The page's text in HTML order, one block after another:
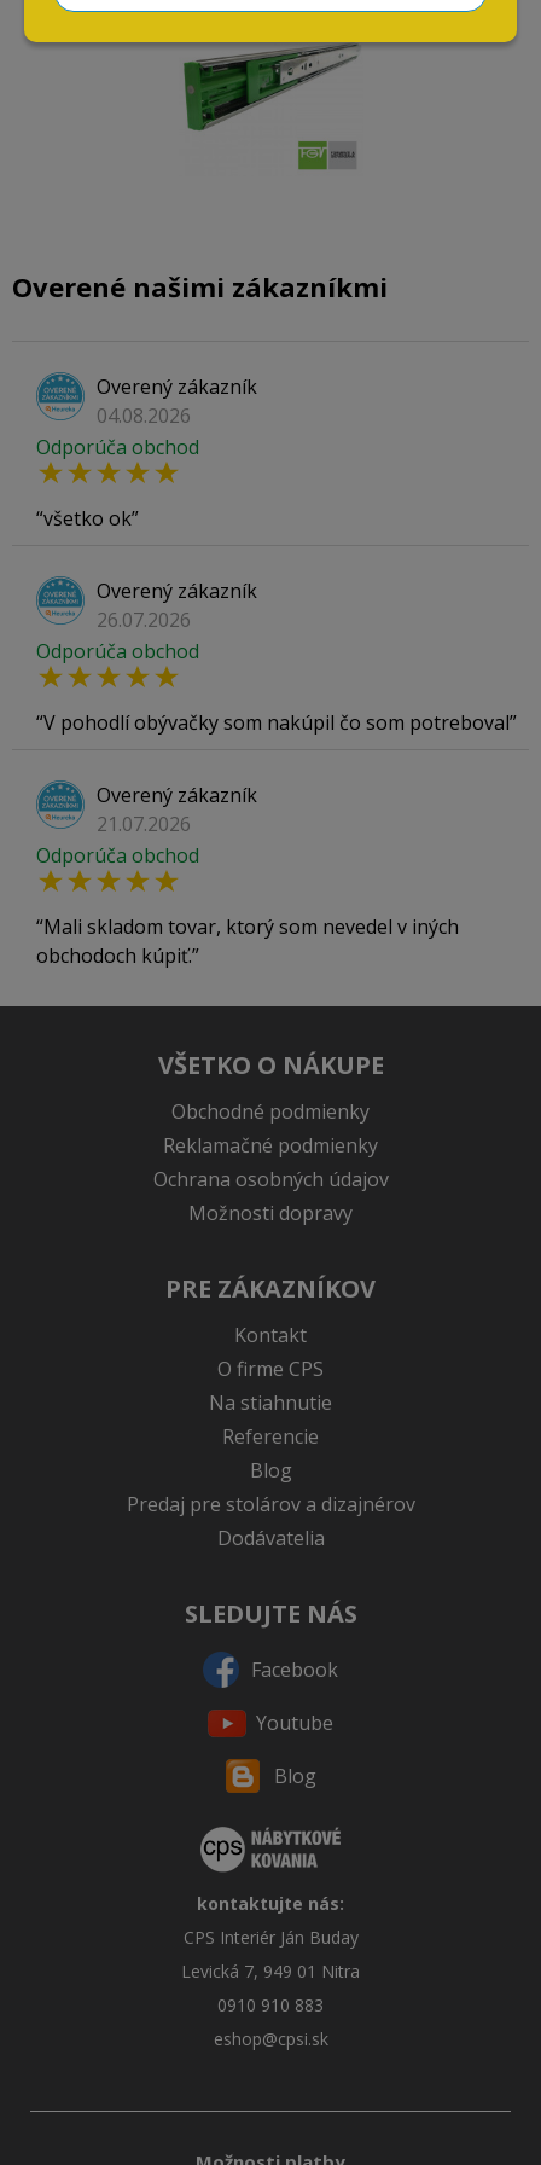
Overené našimi zákazníkmi
Overený zákazník
04.08.2026
Odporúča obchod
všetko ok
Overený zákazník
26.07.2026
Odporúča obchod
V pohodlí obývačky som nakúpil čo som potreboval
Overený zákazník
21.07.2026
Odporúča obchod
Mali skladom tovar, ktorý som nevedel v iných
obchodoch kúpiť.
VŠETKO O NÁKUPE
Obchodné podmienky
Reklamačné podmienky
Ochrana osobných údajov
Možnosti dopravy
PRE ZÁKAZNÍKOV
Kontakt
O firme CPS
Na stiahnutie
Referencie
Blog
Predaj pre stolárov a dizajnérov
Dodávatelia
SLEDUJTE NÁS
Facebook
Youtube
Blog
kontaktujte nás:
CPS Interiér Ján Buday
Levická 7, 949 01 Nitra
0910 910 883
eshop@cpsi.sk